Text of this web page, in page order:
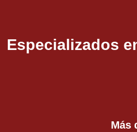
Especializados
Más